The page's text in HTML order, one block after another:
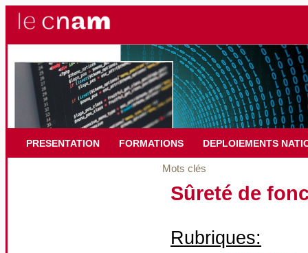
PRESENTATION FORMATIONS DEPLOIEMENTS
Mots clés
Sûreté de
Rubriques: